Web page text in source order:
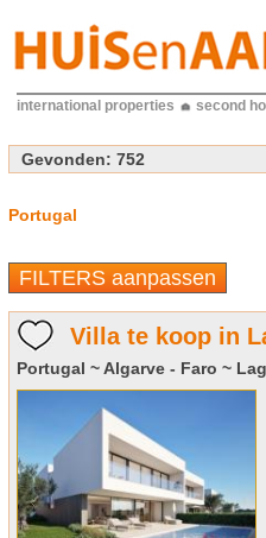
international properties second
Gevonden: 752
Portugal
FILTERS aanpassen
Villa te koop in
Portugal ~ Algarve - Faro ~